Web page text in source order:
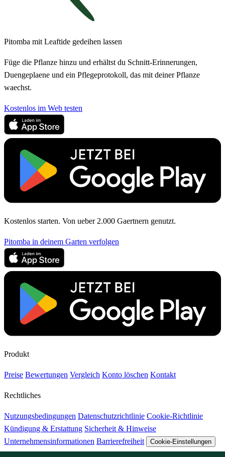
Pitomba mit Leaftide gedeihen lassen
Füge die Pflanze hinzu und erhältst du Schnitt-Erinnerungen,
Duengeplaene und ein Pflegeprotokoll, das mit deiner Pflanze
waechst.
Kostenlos im Web testen
Kostenlos starten. Von ueber 2.000 Gaertnern genutzt.
Pitomba in deinem Garten verfolgen
Produkt
Preise Bewertungen Vergleich Konto löschen Kontakt
Rechtliches
Nutzungsbedingungen Datenschutzrichtlinie Cookie-Richtlinie
Kündigung & Erstattung Sicherheit & Hinweise
Unternehmensinformationen Barrierefreiheit Cookie-Einstellungen